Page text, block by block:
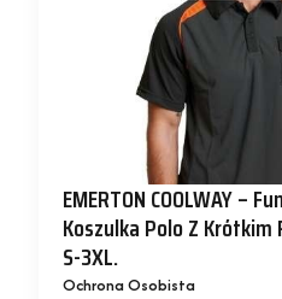
EMERTON COOLWAY –
Koszulka Polo Z Krótkim
S-3XL.
Ochrona Osobista